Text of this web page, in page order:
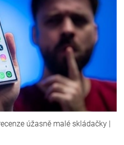
úžasně malé skládačky |